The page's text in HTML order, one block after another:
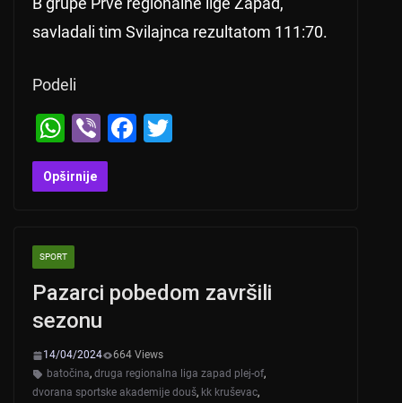
savladali tim Svilajnca rezultatom 111:70.
Podeli
W
h
at
A
p
p
Vi
b
er
F
o
Opširnije
SPORT
Pazarci pobedom završili
sezonu
14/04/2024
664 Views
batočina, druga regionalna liga zapad plej-of,
dvorana sportske akademije douš, kk kruševac,